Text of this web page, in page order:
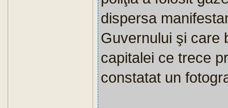
dispersa
Guvernului şi care
capitalei ce trece
constatat un